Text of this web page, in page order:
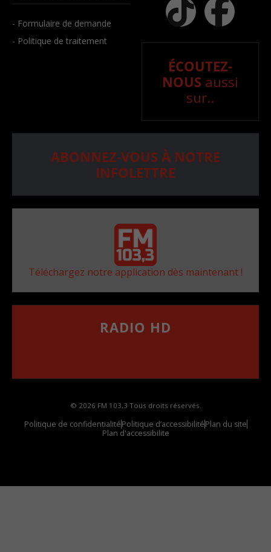
- Formulaire de demande
- Politique de traitement
ÉCOUTEZ-
NOUS aussi
sur..
ABONNEZ-VOUS À NOTRE
INFOLETTRE
Téléchargez notre application dès maintenant !
RADIO HD
© 2026 FM 103,3 Tous droits réservés.
Politique de confidentialitéPolitique d’accessibilitéPlan du site
Plan d'accessibilite